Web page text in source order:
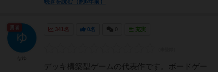
続きを読む（約6年前）
341名 0名 充実
デッキ構築型ゲームの代表作です。ボードゲー